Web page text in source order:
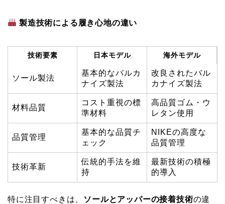
製造技術による履き心地の違い
技術要素 日本モデル 海外モデル
ソール製法
基本的なバルカ
ナイズ製法
改良されたバル
カナイズ製法
材料品質
コスト重視の標
準材料
高品質ゴム・ウ
レタン使用
品質管理
基本的な品質チ
ェック
NIKEの高度な
品質管理
技術革新
伝統的手法を維
持
最新技術の積極
的導入
特に注目すべきは、 ソールとアッパーの接着技術の違